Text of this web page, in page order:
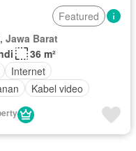
Featured
Jawa Barat
36 m²
Internet
Kabel video